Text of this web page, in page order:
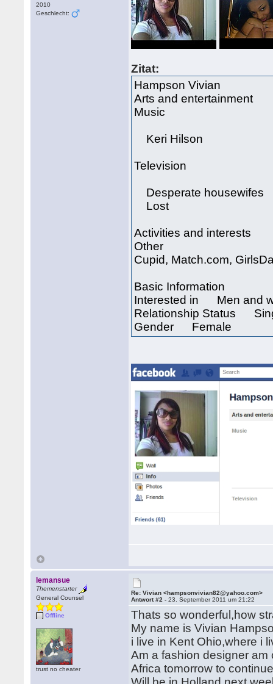
2010
Geschlecht:
Zitat:
Hampson Vivian
Arts and entertainment
Music
Keri Hilson
Television
Desperate housewifes
Lost
Activities and interests
Other
Cupid, Match.com,
Basic Information
Interested in Men and
Relationship Status
Gender Female
lemansue
Themenstarter
General Counsel
Offline
trust no cheater
Re: Vivian <hampsonvivian82@yahoo.com>
Antwort #2 -23. September 2011 um 21:22
Thats so wonderful,how
My name is Vivian
i live in Kent Ohio,where i
Am a fashion designer am
Africa tomorrow to